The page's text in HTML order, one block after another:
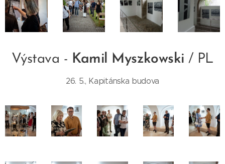
Výstava - Kamil Myszkowski / PL
26. 5., Kapitánska budova